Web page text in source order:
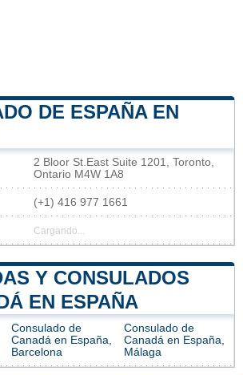
DE ESPAÑA EN
2 Bloor St.East Suite 1201, Toronto,
Ontario M4W 1A8
(+1) 416 977 1661
Cargando...
Y CONSULADOS
EN ESPAÑA
Consulado de
Canadá en España,
Barcelona
Consulado de
Canadá en España,
Málaga